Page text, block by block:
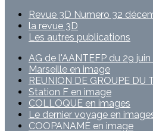
Revue 3D Numero 32
la revue 3D
Les autres publications
AG de l'AANTEFP du 29 juin
Marseille en image
REUNION DE GROUPE DU
Station F en image
COLLOQUE en images
Le dernier voyage en
COOPANAME en image